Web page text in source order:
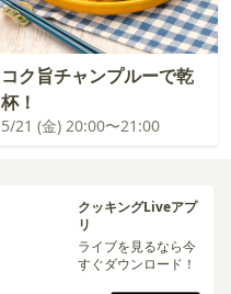
コク旨チャンプルーで乾
杯！
5/21 (金) 20:00〜21:00
クッキングLiveアプ
リ
ライブを見るなら今
すぐダウンロード！